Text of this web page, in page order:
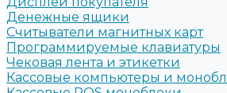
Денежные ящики
Считыватели магнитных карт
Программируемые клавиатуры
Чековая лента и этикетки
Кассовые компьютеры и